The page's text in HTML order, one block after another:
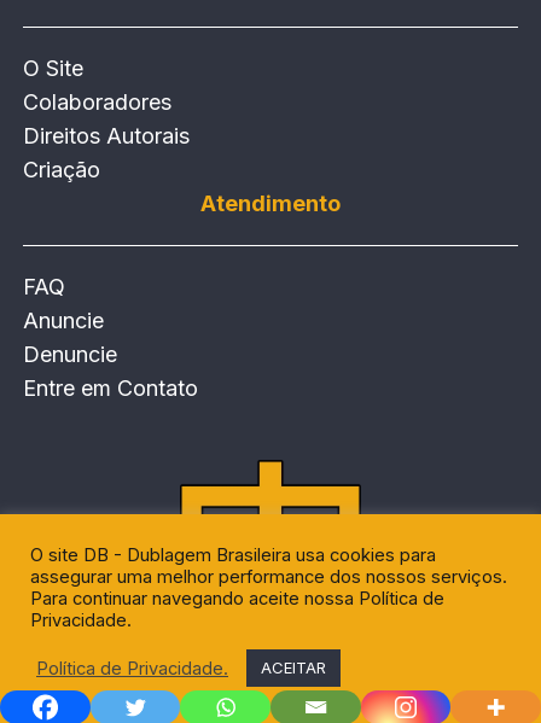
O Site
Colaboradores
Direitos Autorais
Criação
Atendimento
FAQ
Anuncie
Denuncie
Entre em Contato
2025 DB – Dublagem Brasileira.
Todos os direitos reservados.
O site DB - Dublagem Brasileira usa cookies para
assegurar uma melhor performance dos nossos serviços.
Para continuar navegando aceite nossa Política de
Privacidade.
Política de Privacidade. ACEITAR